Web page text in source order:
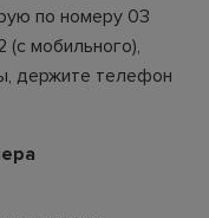
по номеру 03
(с мобильного),
держите телефон